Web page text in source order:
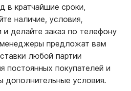
в кратчайшие сроки,
наличие, условия,
делайте заказ по телефону
предложат вам
любой партии
постоянных покупателей и
дополнительные условия.